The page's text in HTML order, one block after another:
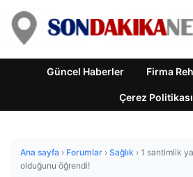
Güncel Haberler Firma
Çerez Politikası
Ana sayfa › Forumlar › Sağlık › 1 santimlik
olduğunu öğrendi!